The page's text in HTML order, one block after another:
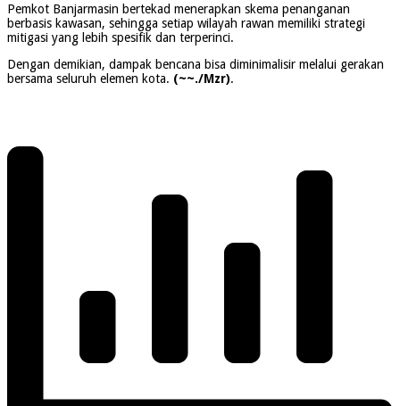
Pemkot Banjarmasin bertekad menerapkan skema penanganan
berbasis kawasan, sehingga setiap wilayah rawan memiliki strategi
mitigasi yang lebih spesifik dan terperinci.
Dengan demikian, dampak bencana bisa diminimalisir melalui gerakan
bersama seluruh elemen kota. (~~./Mzr).